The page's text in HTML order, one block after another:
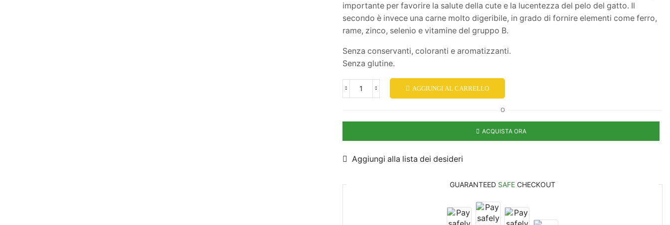
importante per favorire la salute della cute e la lucentezza del pelo del gatto. Il
secondo è invece una carne molto digeribile, in grado di fornire elementi come ferro,
rame, zinco, selenio e vitamine del gruppo B.
Senza conservanti, coloranti e aromatizzanti.
Senza glutine.
AGGIUNGI AL CARRELLO
O
ACQUISTA ORA
Aggiungi alla lista dei desideri
GUARANTEED SAFE CHECKOUT